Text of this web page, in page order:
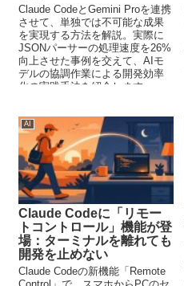
Claude CodeとGemini Proを連携
させて、単独では不可能な成果
を実現する方法を解説。実際に
JSONパーサーの処理速度を26%
向上させた事例を交えて、AIモ
デルの協調作業による開発効率
化の実践手法を紹介します。
AI
Claude Codeに「リモー
トコントロール」機能が登
場：ターミナルを離れても
開発を止めない
Claude Codeの新機能「Remote